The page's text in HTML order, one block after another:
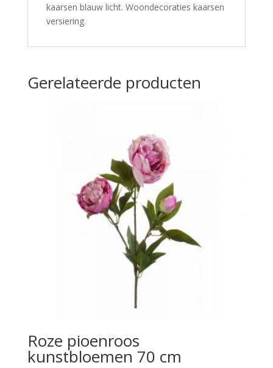
kaarsen blauw licht. Woondecoraties kaarsen
versiering.
Gerelateerde producten
Roze pioenroos
kunstbloemen 70 cm